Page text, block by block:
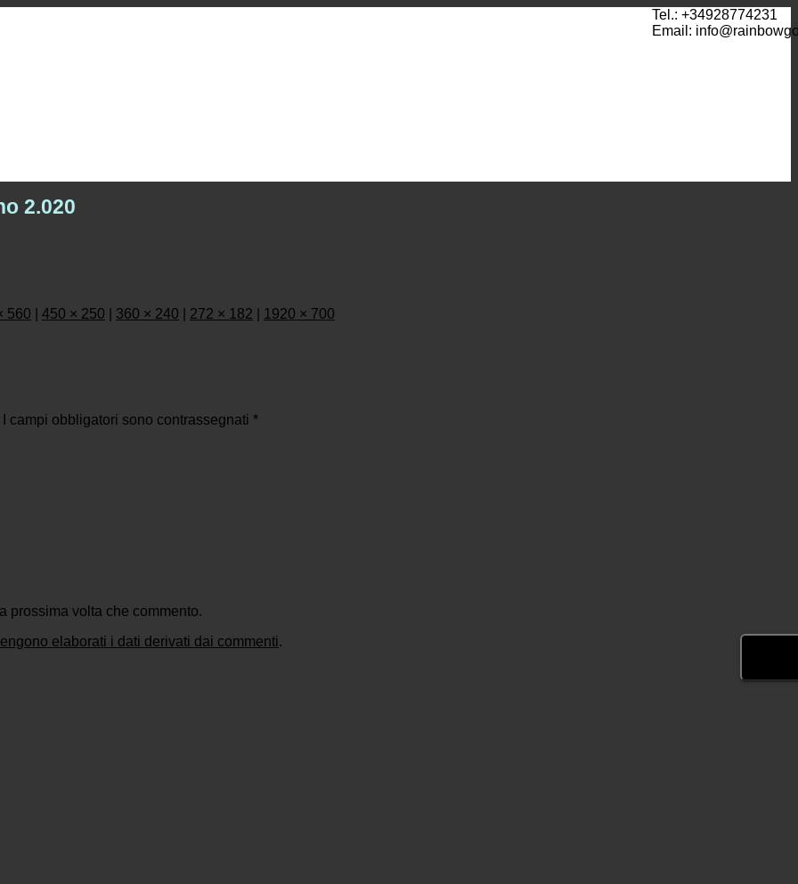
Tel.: +34928774231
Email:
2.020
560 450 × 250 360 × 240 272 × 182 1920 × 700
I campi obbligatori sono contrassegnati *
prossima volta che commento.
elaborati i dati derivati dai commenti.